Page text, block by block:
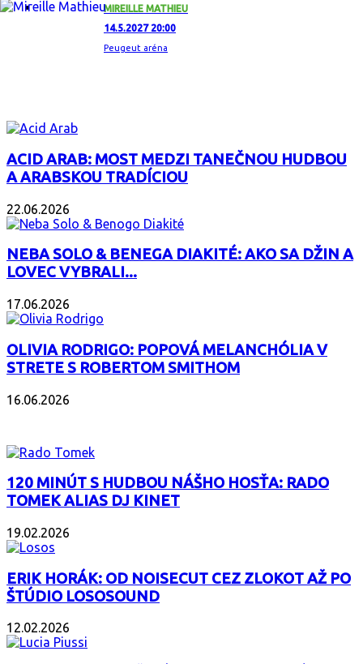
MIREILLE MATHIEU
14.5.2027 20:00
Peugeut aréna
ACID ARAB: MOST MEDZI TANEČNOU HUDBOU
A ARABSKOU TRADÍCIOU
22.06.2026
NEBA SOLO & BENEGA DIAKITÉ: AKO SA DŽIN A
LOVEC VYBRALI...
17.06.2026
OLIVIA RODRIGO: POPOVÁ MELANCHÓLIA V
STRETE S ROBERTOM SMITHOM
16.06.2026
120 MINÚT S HUDBOU NÁŠHO HOSŤA: RADO
TOMEK ALIAS DJ KINET
19.02.2026
ERIK HORÁK: OD NOISECUT CEZ ZLOKOT AŽ PO
ŠTÚDIO LOSOSOUND
12.02.2026